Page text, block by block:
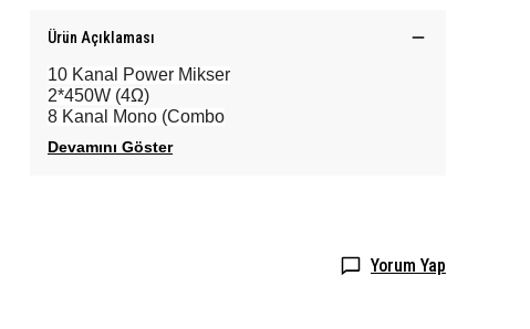
Ürün Açıklaması
10 Kanal Power Mikser
2*450W (4Ω)
8 Kanal Mono (Combo
Devamını Göster
Yorum Yap